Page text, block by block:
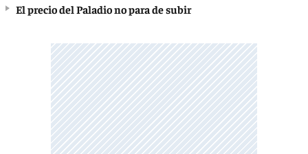
El precio del Paladio no para de subir